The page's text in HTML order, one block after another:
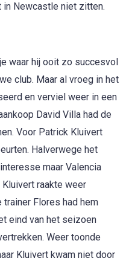
in Newcastle niet zitten.
waar hij ooit zo succesvol
club. Maar al vroeg in het
en verviel weer in een
David Villa had de
Voor Patrick Kluivert
Halverwege het
maar Valencia
raakte weer
Flores had hem
eind van het seizoen
Weer toonde
Kluivert kwam niet door